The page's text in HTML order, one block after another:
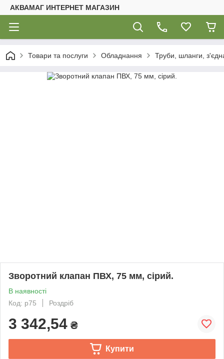
АКВАМАГ ИНТЕРНЕТ МАГАЗИН
Товари та послуги Обладнання Труби, шланги,
Зворотний клапан ПВХ, 75 мм, сірий.
В наявності
Код: p75
Роздріб
3 342,54 ₴
Купити